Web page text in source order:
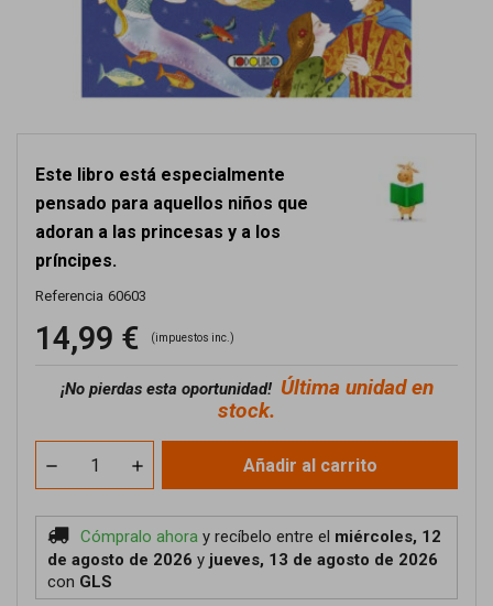
Este libro está especialmente
pensado para aquellos niños que
adoran a las princesas y a los
príncipes.
Referencia 60603
14,99 € (impuestos inc.)
¡No pierdas esta oportunidad! Última unidad en
stock.
Añadir al carrito
Cómpralo ahora y recíbelo entre el miércoles, 12
de agosto de 2026 y jueves, 13 de agosto de 2026
con GLS